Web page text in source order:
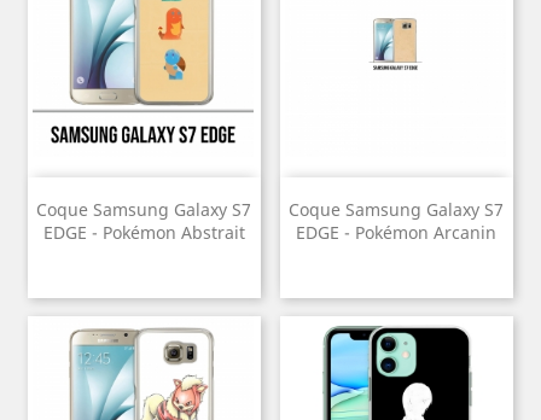
Coque Samsung Galaxy S7
EDGE - Pokémon Abstrait
Coque Samsung Galaxy S7
EDGE - Pokémon Arcanin